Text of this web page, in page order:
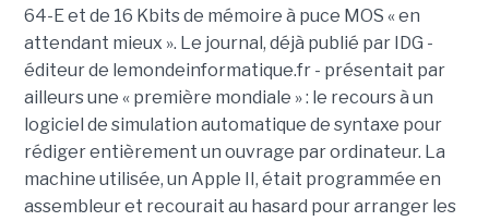
64-E et de 16 Kbits de mémoire à puce MOS « en
attendant mieux ». Le journal, déjà publié par IDG -
éditeur de lemondeinformatique.fr - présentait par
ailleurs une « première mondiale » : le recours à un
logiciel de simulation automatique de syntaxe pour
rédiger entièrement un ouvrage par ordinateur. La
machine utilisée, un Apple II, était programmée en
assembleur et recourait au hasard pour arranger les